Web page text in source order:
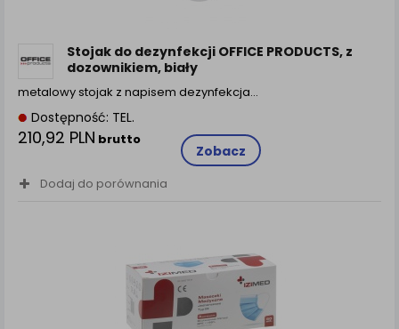
Stojak do dezynfekcji OFFICE PRODUCTS, z
dozownikiem, biały
metalowy stojak z napisem dezynfekcja…
Dostępność: TEL.
210,92 PLN brutto
Zobacz
Dodaj do porównania